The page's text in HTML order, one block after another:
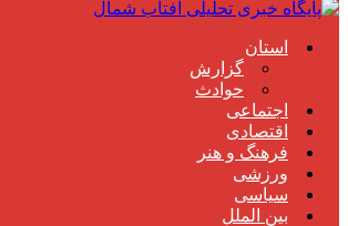
استان
گزارش
حوادث
اجتماعی
اقتصادی
فرهنگ و هنر
ورزشی
سیاسی
بین الملل